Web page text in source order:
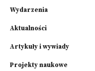
Wydarzenia
Aktualności
Artykuły i wywiady
Projekty naukowe